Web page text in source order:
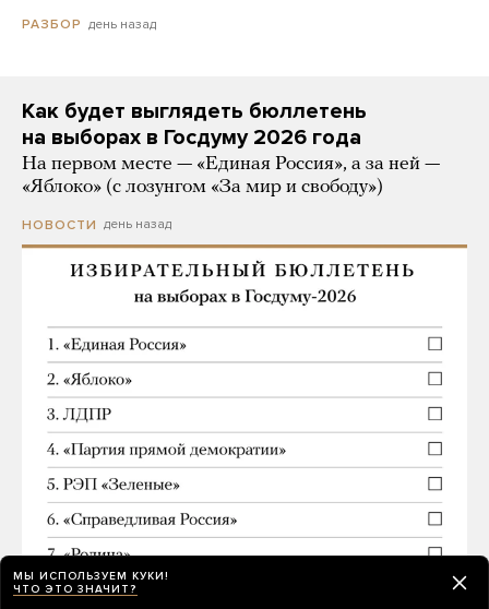
РАЗБОР день назад
Как будет выглядеть бюллетень
на выборах в Госдуму 2026 года
На первом месте — «Единая Россия», а за ней —
«Яблоко» (с лозунгом «За мир и свободу»)
НОВОСТИ день назад
МЫ ИСПОЛЬЗУЕМ КУКИ!
ЧТО ЭТО ЗНАЧИТ?